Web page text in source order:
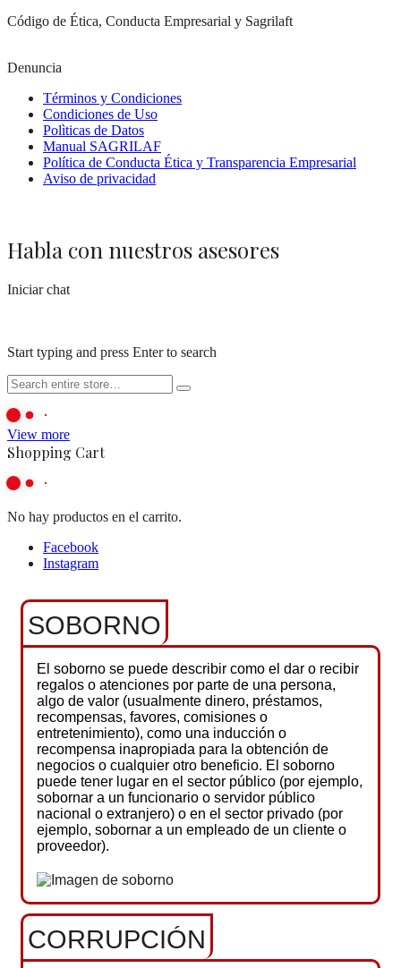
Código de Ética, Conducta Empresarial y Sagrilaft
Denuncia
Términos y Condiciones
Condiciones de Uso
Polìticas de Datos
Manual SAGRILAF
Política de Conducta Ética y Transparencia Empresarial
Aviso de privacidad
Habla con nuestros asesores
Iniciar chat
Start typing and press Enter to search
View more
Shopping Cart
No hay productos en el carrito.
Facebook
Instagram
SOBORNO
El soborno se puede describir como el dar o recibir
regalos o atenciones por parte de una persona,
algo de valor (usualmente dinero, préstamos,
recompensas, favores, comisiones o
entretenimiento), como una inducción o
recompensa inapropiada para la obtención de
negocios o cualquier otro beneficio. El soborno
puede tener lugar en el sector público (por ejemplo,
sobornar a un funcionario o servidor público
nacional o extranjero) o en el sector privado (por
ejemplo, sobornar a un empleado de un cliente o
proveedor).
CORRUPCIÓN